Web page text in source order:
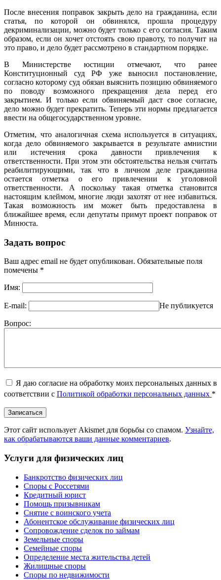
После внесения поправок закрыть дело на гражданина, если
статья, по которой он обвинялся, прошла процедуру
декриминализации, можно будет только с его согласия. Таким
образом, если он хочет отстоять свою правоту, то получит на
это право, и дело будет рассмотрено в стандартном порядке.
В Министерстве юстиции отмечают, что ранее
Конституционный суд РФ уже выносил постановление,
согласно которому суд обязан выяснить позицию обвиняемого
по поводу возможного прекращения дела перед его
закрытием. И только если обвиняемый даст свое согласие,
дело можно будет прекратить. Теперь эти нормы предлагается
ввести на общегосударственном уровне.
Отметим, что аналогичная схема используется в ситуациях,
когда дело обвиняемого закрывается в результате амнистии
или истечения срока давности привлечения к
ответственности. При этом эти обстоятельства нельзя считать
реабилитирующими, так что в личном деле гражданина
остается отметка о его привлечении к уголовной
ответственности. А поскольку такая отметка становится
настоящим клеймом, многие люди захотят от нее избавиться.
Такая возможность им может быть предоставлена в
ближайшее время, если депутаты примут проект поправок от
Минюста.
Задать вопрос
Ваш адрес email не будет опубликован. Обязательные поля
помечены *
Имя:
E-mail: Не публикуется
Вопрос:
Я даю согласие на обработку моих персональных данных в
соответствии с Политикой обработки персональных данных *
Этот сайт использует Akismet для борьбы со спамом. Узнайте,
как обрабатываются ваши данные комментариев.
Услуги для физических лиц
Банкротство физических лиц
Споры с Россетями
Кредитный юрист
Помощь призывникам
Снятие с воинского учета
Абонентское обслуживание физических лиц
Cопровождение сделок по займам
Земельные споры
Семейные споры
Определение места жительства детей
Жилищные споры
Споры по недвижимости